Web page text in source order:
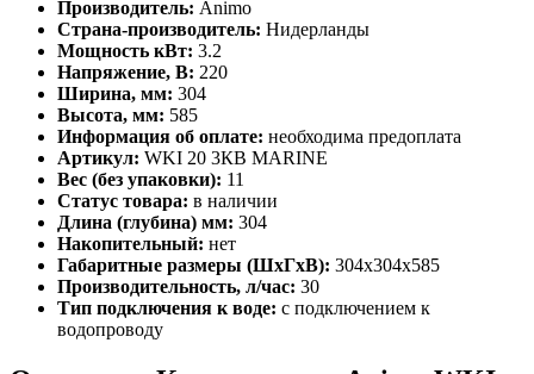
Производитель: Animo
Страна-производитель: Нидерланды
Мощность кВт: 3.2
Напряжение, В: 220
Ширина, мм: 304
Высота, мм: 585
Информация об оплате: необходима предоплата
Артикул: WKI 20 3КВ MARINE
Вес (без упаковки): 11
Статус товара: в наличии
Длина (глубина) мм: 304
Накопительный: нет
Габаритные размеры (ШхГхВ): 304х304х585
Производительность, л/час: 30
Тип подключения к воде: с подключением к
водопроводу